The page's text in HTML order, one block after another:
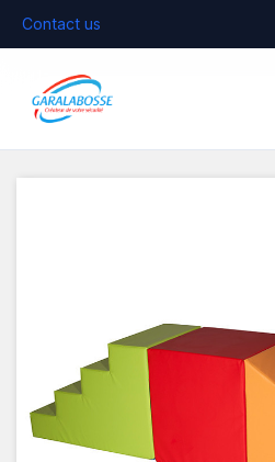
Contact us